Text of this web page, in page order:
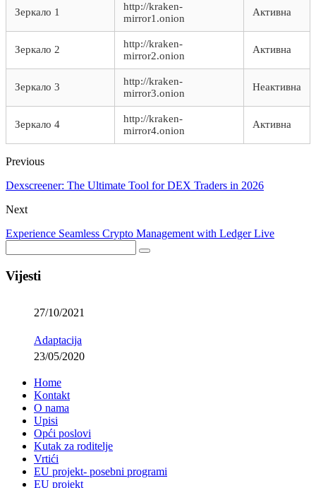
Зеркало 1
http://kraken-
mirror1.onion
Активна
Зеркало 2
http://kraken-
mirror2.onion
Активна
Зеркало 3
http://kraken-
mirror3.onion
Неактивна
Зеркало 4
http://kraken-
mirror4.onion
Активна
Previous
Dexscreener: The Ultimate Tool for DEX Traders in 2026
Next
Experience Seamless Crypto Management with Ledger Live
Vijesti
27/10/2021
Adaptacija
23/05/2020
Home
Kontakt
O nama
Upisi
Opći poslovi
Kutak za roditelje
Vrtići
EU projekt- posebni programi
EU projekt